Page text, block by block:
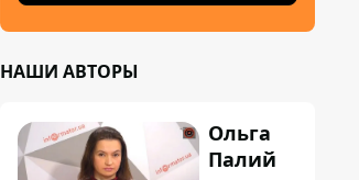
НАШИ АВТОРЫ
Ольга
Палий